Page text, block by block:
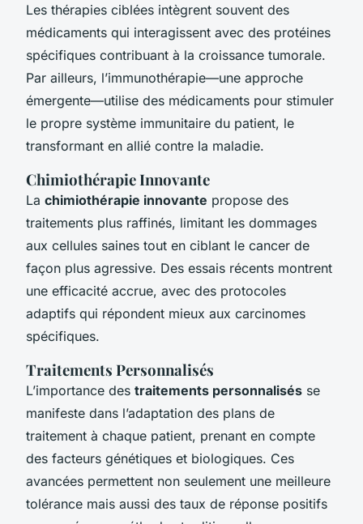
Les thérapies ciblées intègrent souvent des
médicaments qui interagissent avec des protéines
spécifiques contribuant à la croissance tumorale.
Par ailleurs, l’immunothérapie—une approche
émergente—utilise des médicaments pour stimuler
le propre système immunitaire du patient, le
transformant en allié contre la maladie.
Chimiothérapie Innovante
La chimiothérapie innovante propose des
traitements plus raffinés, limitant les dommages
aux cellules saines tout en ciblant le cancer de
façon plus agressive. Des essais récents montrent
une efficacité accrue, avec des protocoles
adaptifs qui répondent mieux aux carcinomes
spécifiques.
Traitements Personnalisés
L’importance des traitements personnalisés se
manifeste dans l’adaptation des plans de
traitement à chaque patient, prenant en compte
des facteurs génétiques et biologiques. Ces
avancées permettent non seulement une meilleure
tolérance mais aussi des taux de réponse positifs